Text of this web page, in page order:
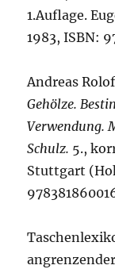
1.Auflage.
1983, ISBN:
Andreas
Gehölze.
Verwendung.
Schulz. 5.,
Stuttgart